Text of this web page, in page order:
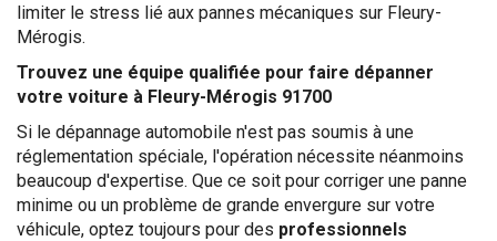
limiter le stress lié aux pannes mécaniques sur Fleury-
Mérogis.
Trouvez une équipe qualifiée pour faire dépanner
votre voiture à Fleury-Mérogis 91700
Si le dépannage automobile n'est pas soumis à une
réglementation spéciale, l'opération nécessite néanmoins
beaucoup d'expertise. Que ce soit pour corriger une panne
minime ou un problème de grande envergure sur votre
véhicule, optez toujours pour des professionnels